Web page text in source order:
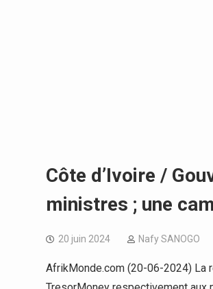
Côte d’Ivoire /
ministres ; une
20 juin 2024 Nafy SANOGO
AfrikMonde.com (20-06-2024) La